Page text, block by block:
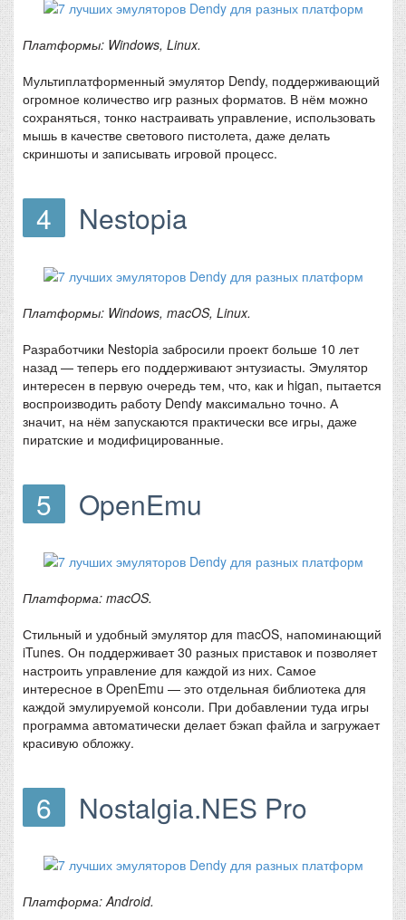
Платформы: Windows, Linux.
Мультиплатформенный эмулятор Dendy, поддерживающий
огромное количество игр разных форматов. В нём можно
сохраняться, тонко настраивать управление, использовать
мышь в качестве светового пистолета, даже делать
скриншоты и записывать игровой процесс.
4 Nestopia
Платформы: Windows, macOS, Linux.
Разработчики Nestopia забросили проект больше 10 лет
назад — теперь его поддерживают энтузиасты. Эмулятор
интересен в первую очередь тем, что, как и higan, пытается
воспроизводить работу Dendy максимально точно. А
значит, на нём запускаются практически все игры, даже
пиратские и модифицированные.
5 OpenEmu
Платформа: macOS.
Стильный и удобный эмулятор для macOS, напоминающий
iTunes. Он поддерживает 30 разных приставок и позволяет
настроить управление для каждой из них. Самое
интересное в OpenEmu — это отдельная библиотека для
каждой эмулируемой консоли. При добавлении туда игры
программа автоматически делает бэкап файла и загружает
красивую обложку.
6 Nostalgia.NES Pro
Платформа: Android.